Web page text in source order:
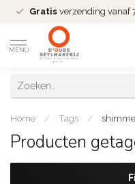
Gratis verzending vanaf
MENU
Home / Tags /
Producten